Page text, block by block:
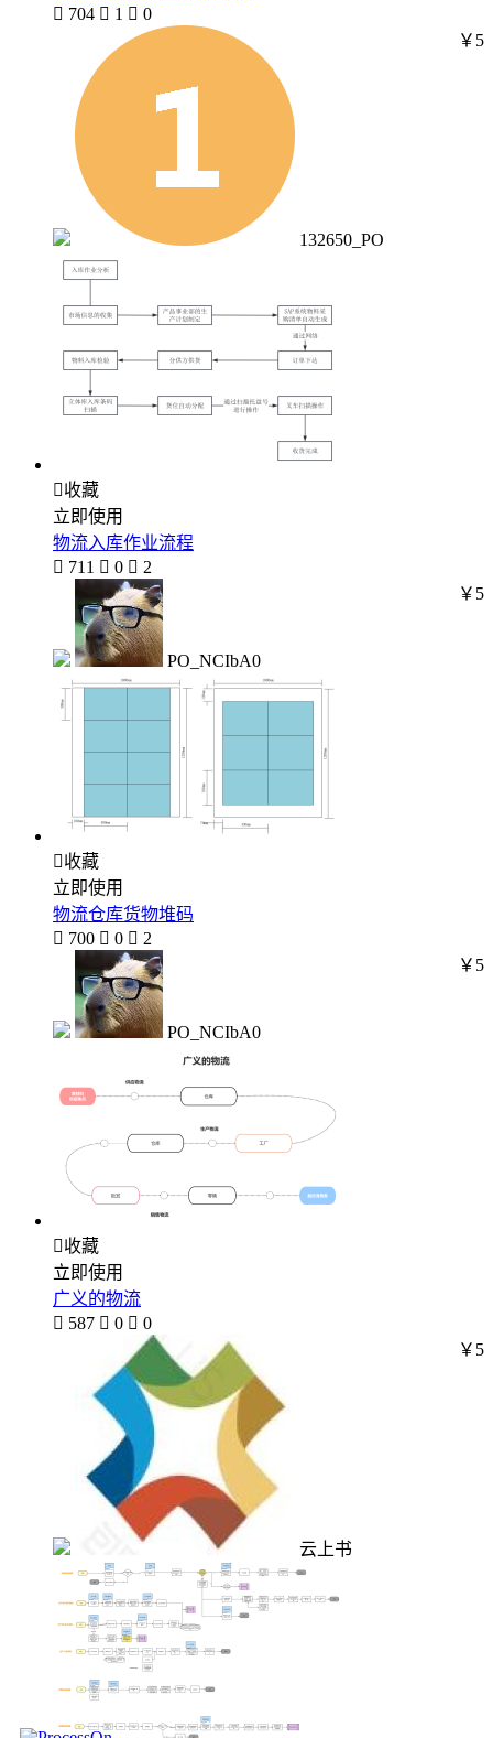
 704  1  0
132650_PO
￥5
收藏
立即使用
物流入库作业流程
 711  0  2
PO_NCIbA0
￥5
收藏
立即使用
物流仓库货物堆码
 700  0  2
PO_NCIbA0
￥5
收藏
立即使用
广义的物流
 587  0  0
云上书
￥5